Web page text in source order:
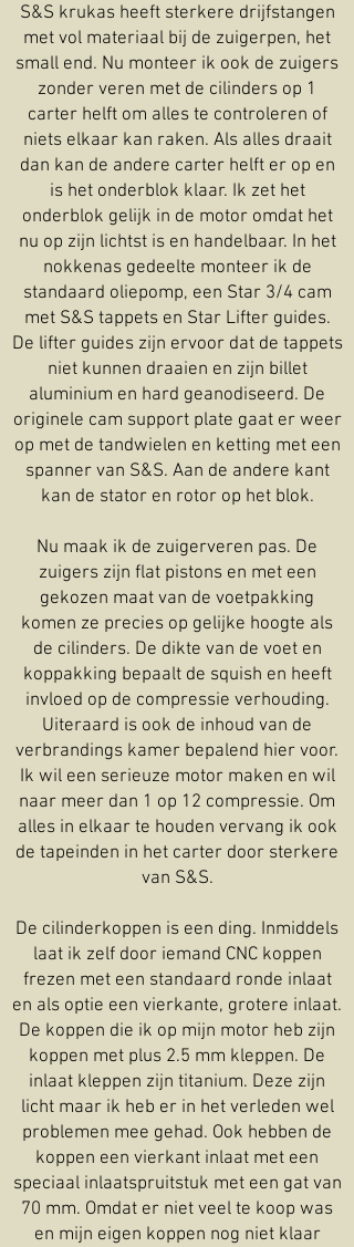
S&S krukas heeft sterkere drijfstangen
met vol materiaal bij de zuigerpen, het
small end. Nu monteer ik ook de zuigers
zonder veren met de cilinders op 1
carter helft om alles te controleren of
niets elkaar kan raken. Als alles draait
dan kan de andere carter helft er op en
is het onderblok klaar. Ik zet het
onderblok gelijk in de motor omdat het
nu op zijn lichtst is en handelbaar. In het
nokkenas gedeelte monteer ik de
standaard oliepomp, een Star 3/4 cam
met S&S tappets en Star Lifter guides.
De lifter guides zijn ervoor dat de tappets
niet kunnen draaien en zijn billet
aluminium en hard geanodiseerd. De
originele cam support plate gaat er weer
op met de tandwielen en ketting met een
spanner van S&S. Aan de andere kant
kan de stator en rotor op het blok.
Nu maak ik de zuigerveren pas. De
zuigers zijn flat pistons en met een
gekozen maat van de voetpakking
komen ze precies op gelijke hoogte als
de cilinders. De dikte van de voet en
koppakking bepaalt de squish en heeft
invloed op de compressie verhouding.
Uiteraard is ook de inhoud van de
verbrandings kamer bepalend hier voor.
Ik wil een serieuze motor maken en wil
naar meer dan 1 op 12 compressie. Om
alles in elkaar te houden vervang ik ook
de tapeinden in het carter door sterkere
van S&S.
De cilinderkoppen is een ding. Inmiddels
laat ik zelf door iemand CNC koppen
frezen met een standaard ronde inlaat
en als optie een vierkante, grotere inlaat.
De koppen die ik op mijn motor heb zijn
koppen met plus 2.5 mm kleppen. De
inlaat kleppen zijn titanium. Deze zijn
licht maar ik heb er in het verleden wel
problemen mee gehad. Ook hebben de
koppen een vierkant inlaat met een
speciaal inlaatspruitstuk met een gat van
70 mm. Omdat er niet veel te koop was
en mijn eigen koppen nog niet klaar